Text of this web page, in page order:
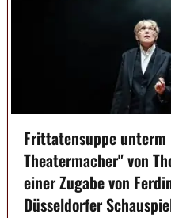
Frittatensuppe
Theatermacher" von
einer Zugabe von
Düsseldorfer